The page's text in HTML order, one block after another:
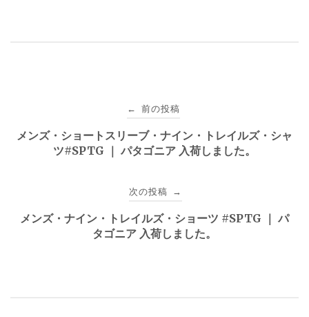
稿
ゲ
← 前の投稿
メンズ・ショートスリーブ・ナイン・トレイルズ・シャ
ツ#SPTG ｜ パタゴニア 入荷しました。
次の投稿 →
メンズ・ナイン・トレイルズ・ショーツ #SPTG ｜ パ
タゴニア 入荷しました。